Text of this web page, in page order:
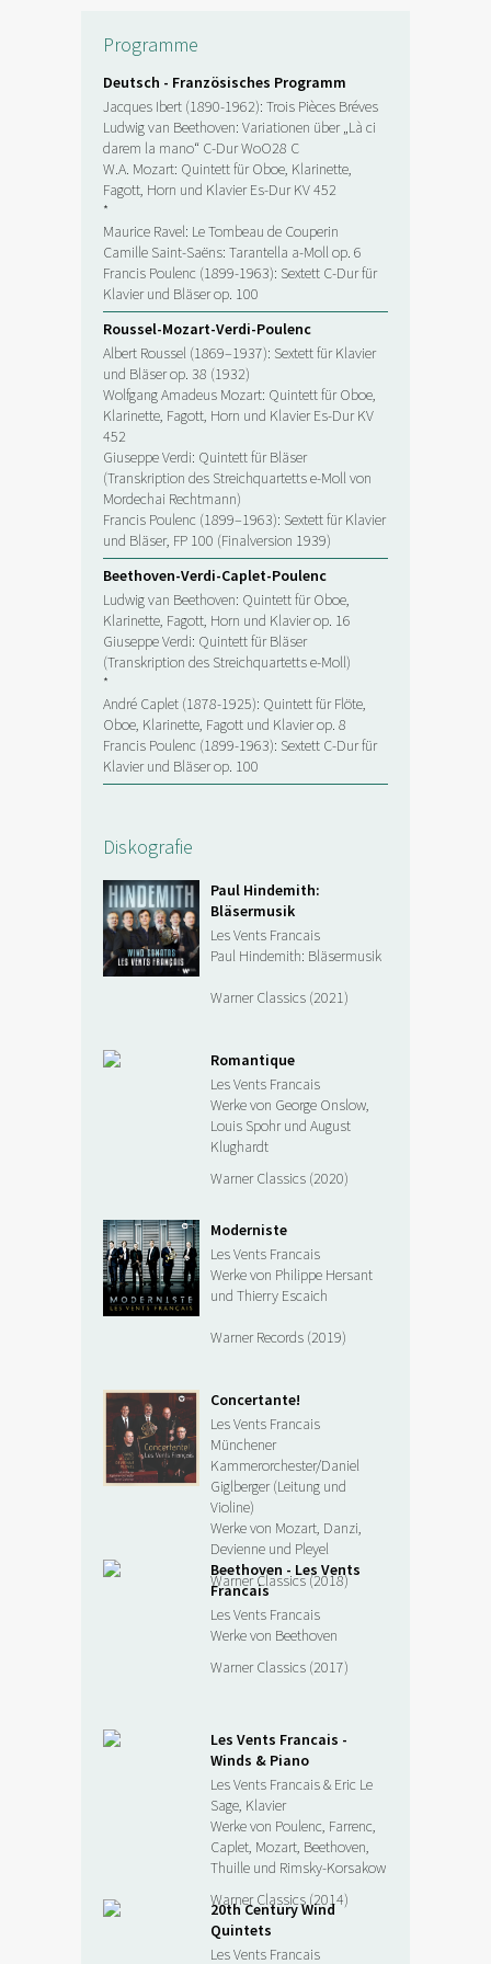
Programme
Deutsch - Französisches Programm
Jacques Ibert (1890-1962): Trois Pièces Bréves
Ludwig van Beethoven: Variationen über „Là ci
darem la mano“ C-Dur WoO28 C
W.A. Mozart: Quintett für Oboe, Klarinette,
Fagott, Horn und Klavier Es-Dur KV 452
*
Maurice Ravel: Le Tombeau de Couperin
Camille Saint-Saëns: Tarantella a-Moll op. 6
Francis Poulenc (1899-1963): Sextett C-Dur für
Klavier und Bläser op. 100
Roussel-Mozart-Verdi-Poulenc
Albert Roussel (1869–1937): Sextett für Klavier
und Bläser op. 38 (1932)
Wolfgang Amadeus Mozart: Quintett für Oboe,
Klarinette, Fagott, Horn und Klavier Es-Dur KV
452
Giuseppe Verdi: Quintett für Bläser
(Transkription des Streichquartetts e-Moll von
Mordechai Rechtmann)
Francis Poulenc (1899–1963): Sextett für Klavier
und Bläser, FP 100 (Finalversion 1939)
Beethoven-Verdi-Caplet-Poulenc
Ludwig van Beethoven: Quintett für Oboe,
Klarinette, Fagott, Horn und Klavier op. 16
Giuseppe Verdi: Quintett für Bläser
(Transkription des Streichquartetts e-Moll)
*
André Caplet (1878-1925): Quintett für Flöte,
Oboe, Klarinette, Fagott und Klavier op. 8
Francis Poulenc (1899-1963): Sextett C-Dur für
Klavier und Bläser op. 100
Diskografie
Paul Hindemith:
Bläsermusik
Les Vents Francais
Paul Hindemith: Bläsermusik
Warner Classics (2021)
Romantique
Les Vents Francais
Werke von George Onslow,
Louis Spohr und August
Klughardt
Warner Classics (2020)
Moderniste
Les Vents Francais
Werke von Philippe Hersant
und Thierry Escaich
Warner Records (2019)
Concertante!
Les Vents Francais
Münchener
Kammerorchester/Daniel
Giglberger (Leitung und
Violine)
Werke von Mozart, Danzi,
Devienne und Pleyel
Warner Classics (2018)
Beethoven - Les Vents
Francais
Les Vents Francais
Werke von Beethoven
Warner Classics (2017)
Les Vents Francais -
Winds & Piano
Les Vents Francais & Eric Le
Sage, Klavier
Werke von Poulenc, Farrenc,
Caplet, Mozart, Beethoven,
Thuille und Rimsky-Korsakow
Warner Classics (2014)
20th Century Wind
Quintets
Les Vents Francais